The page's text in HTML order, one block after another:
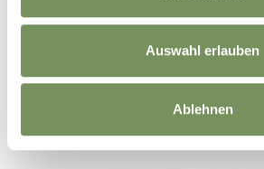
Auswahl erlauben
Ablehnen
BOEK JE VAKANTIE IN
PASSEIERTAL
Plan nu vrijblijvend uw